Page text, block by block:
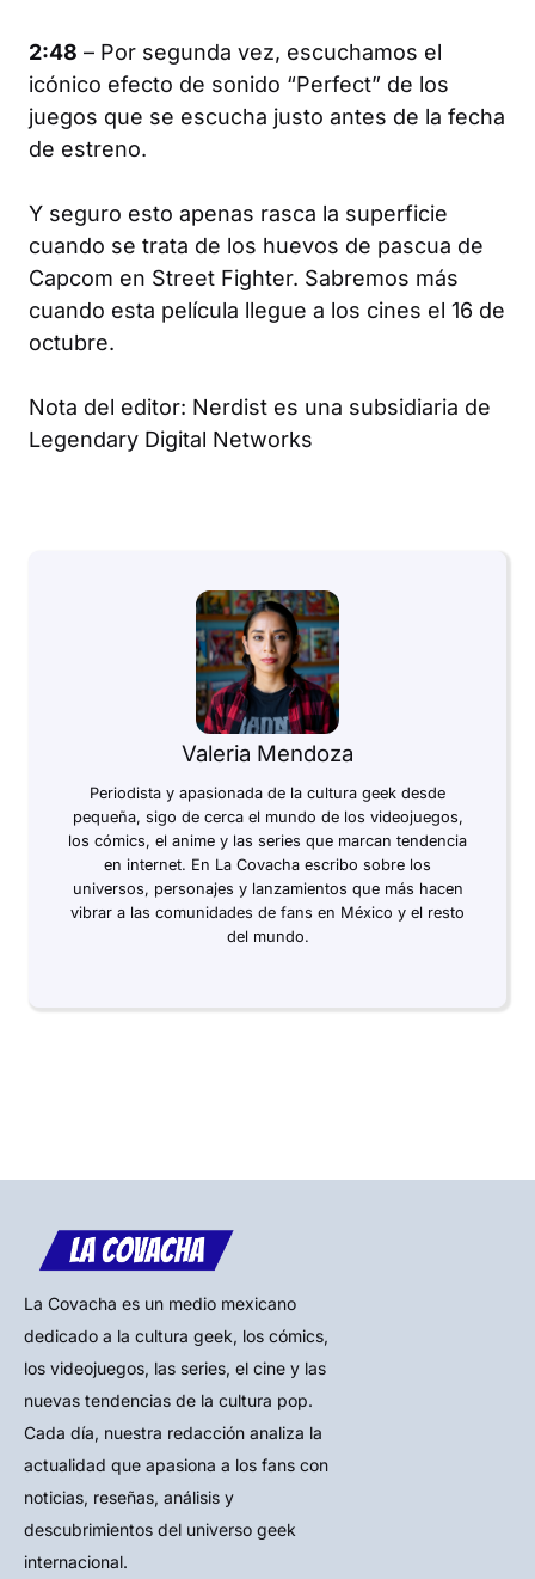
2:48 – Por segunda vez, escuchamos el
icónico efecto de sonido “Perfect” de los
juegos que se escucha justo antes de la fecha
de estreno.
Y seguro esto apenas rasca la superficie
cuando se trata de los huevos de pascua de
Capcom en Street Fighter. Sabremos más
cuando esta película llegue a los cines el 16 de
octubre.
Nota del editor: Nerdist es una subsidiaria de
Legendary Digital Networks
Valeria Mendoza
Periodista y apasionada de la cultura geek desde
pequeña, sigo de cerca el mundo de los videojuegos,
los cómics, el anime y las series que marcan tendencia
en internet. En La Covacha escribo sobre los
universos, personajes y lanzamientos que más hacen
vibrar a las comunidades de fans en México y el resto
del mundo.
La Covacha es un medio mexicano
dedicado a la cultura geek, los cómics,
los videojuegos, las series, el cine y las
nuevas tendencias de la cultura pop.
Cada día, nuestra redacción analiza la
actualidad que apasiona a los fans con
noticias, reseñas, análisis y
descubrimientos del universo geek
internacional.